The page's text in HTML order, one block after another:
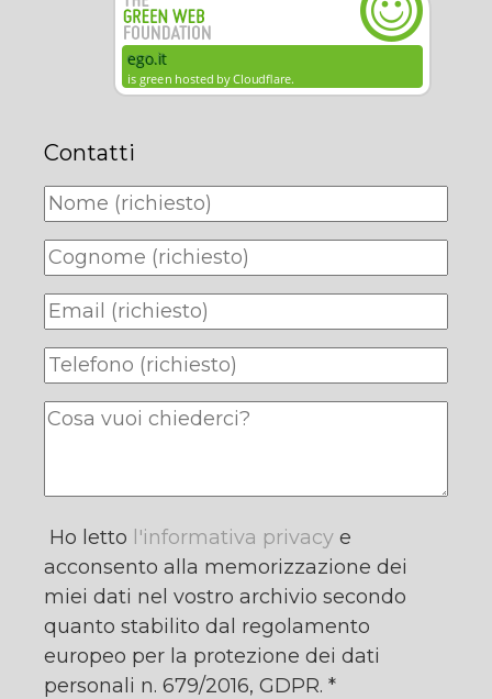
Contatti
Ho letto l'informativa privacy e
acconsento alla memorizzazione dei
miei dati nel vostro archivio secondo
quanto stabilito dal regolamento
europeo per la protezione dei dati
personali n. 679/2016, GDPR. *